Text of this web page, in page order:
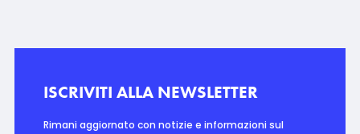
ISCRIVITI ALLA NEWSLETTER
Rimani aggiornato con notizie e informazioni sul